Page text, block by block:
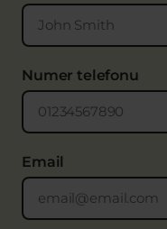
Numer telefonu
Email